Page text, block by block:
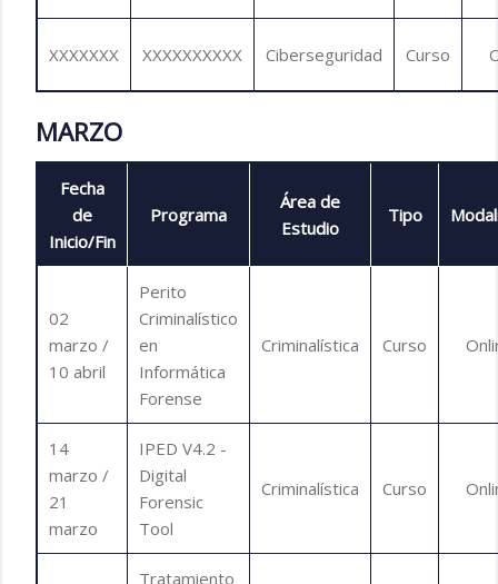
XXXXXXX XXXXXXXXXX Ciberseguridad Curso
MARZO
Fecha
de
Inicio/Fin
Programa
Área de
Estudio
Tipo
02
marzo /
10 abril
Perito
Criminalístico
en
Informática
Forense
Criminalística Curso
14
marzo /
21
marzo
IPED V4.2 -
Digital
Forensic
Tool
Criminalística Curso
Tratamiento